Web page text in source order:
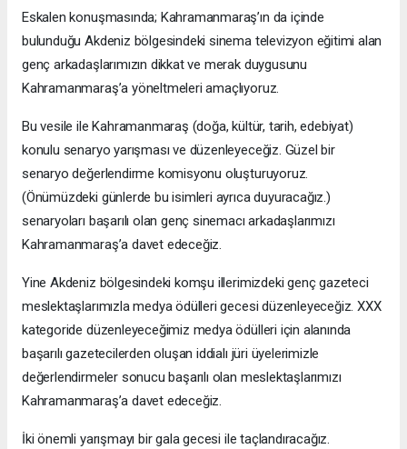
Eskalen konuşmasında; Kahramanmaraş’ın da içinde
bulunduğu Akdeniz bölgesindeki sinema televizyon eğitimi alan
genç arkadaşlarımızın dikkat ve merak duygusunu
Kahramanmaraş’a yöneltmeleri amaçlıyoruz.
Bu vesile ile Kahramanmaraş (doğa, kültür, tarih, edebiyat)
konulu senaryo yarışması ve düzenleyeceğiz. Güzel bir
senaryo değerlendirme komisyonu oluşturuyoruz.
(Önümüzdeki günlerde bu isimleri ayrıca duyuracağız.)
senaryoları başarılı olan genç sinemacı arkadaşlarımızı
Kahramanmaraş’a davet edeceğiz.
Yine Akdeniz bölgesindeki komşu illerimizdeki genç gazeteci
meslektaşlarımızla medya ödülleri gecesi düzenleyeceğiz. XXX
kategoride düzenleyeceğimiz medya ödülleri için alanında
başarılı gazetecilerden oluşan iddialı jüri üyelerimizle
değerlendirmeler sonucu başarılı olan meslektaşlarımızı
Kahramanmaraş’a davet edeceğiz.
İki önemli yarışmayı bir gala gecesi ile taçlandıracağız.